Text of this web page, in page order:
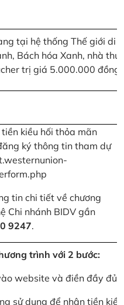
tại hệ thống Thế giới di
Bách hóa Xanh, nhà
trị giá 5.000.000 đồng
kiều hối thỏa mãn
ký thông tin tham dự
tin chi tiết về chương
Chi nhánh BIDV gần
9247.
trình với 2 bước:
website và điền đầy đủ
sử dụng để nhận tiền